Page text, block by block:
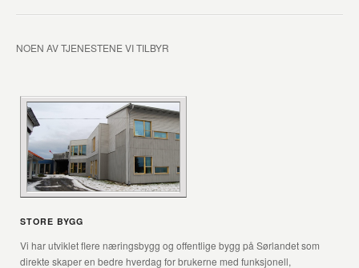
NOEN AV TJENESTENE VI TILBYR
STORE BYGG
Vi har utviklet flere næringsbygg og offentlige bygg på Sørlandet som
direkte skaper en bedre hverdag for brukerne med funksjonell,